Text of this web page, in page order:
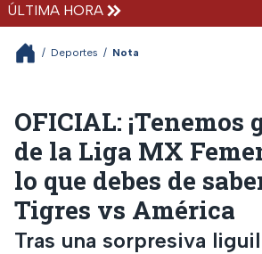
ÚLTIMA HORA
/ Deportes / Nota
OFICIAL:
de la Liga MX
lo que debes de
Tigres vs América
Tras una sorpresiva